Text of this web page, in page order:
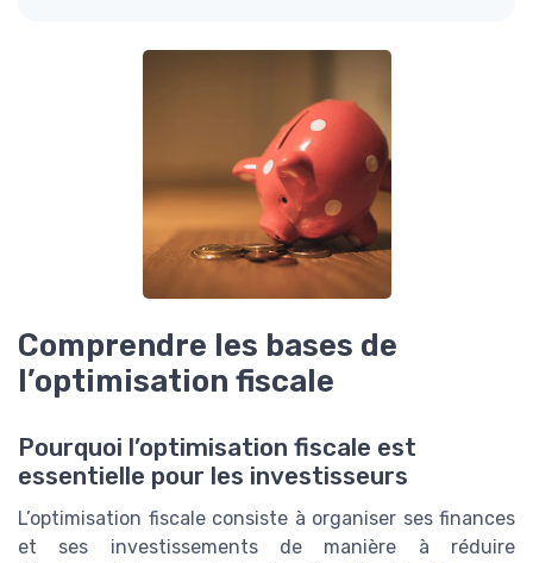
Comprendre les bases de
l’optimisation fiscale
Pourquoi l’optimisation fiscale est
essentielle pour les investisseurs
L’optimisation fiscale consiste à organiser ses finances
et ses investissements de manière à réduire